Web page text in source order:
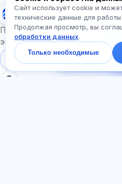
Exalify
Подготовка к международным
экзаменам
Войти
Регистрация
Сайт использует cookie и
технические данные для
Продолжая просмотр, вы
обработки данных.
Только необходимые